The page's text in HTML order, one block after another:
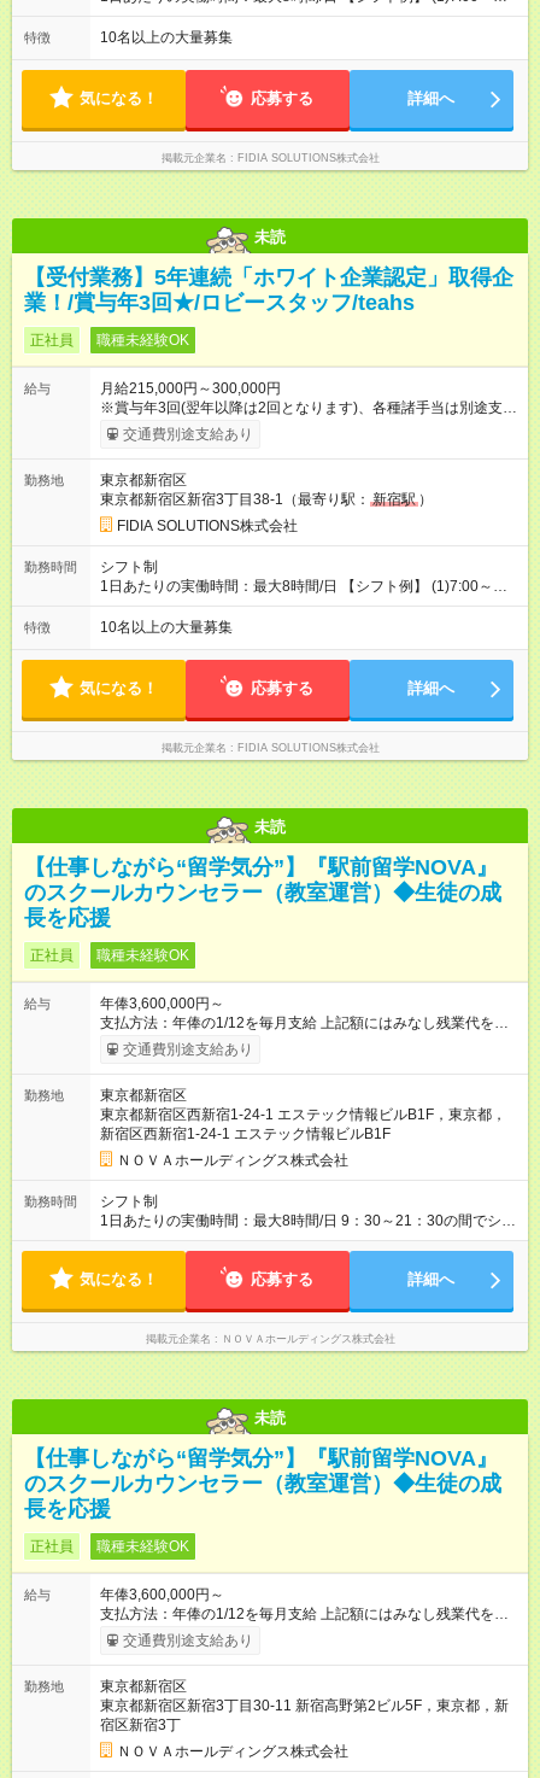
16:00 (2)8:00～17:00 (3)13:00～22:00 (4)14:00～23:00
(5)22:00～7:00 (6)23:00～8:00
特徴 10名以上の大量募集
気になる！ 応募する 詳細へ
掲載元企業名 FIDIA SOLUTIONS株式会社
未読
【受付業務】5年連続「ホワイト企業認定」取得企
業！/賞与年3回★/ロビースタッフ/teahs
正社員 職種未経験OK
給与
月給215,000円～300,000円
※賞与年3回(翌年以降は2回となります)、各種諸手当は別途支
給！ ※能力・スキルを考慮し、ご相談の上で決定します。 【試
用期間】試用期間なし
交通費別途支給あり
勤務地
東京都新宿区
東京都新宿区新宿3丁目38-1（最寄り駅： 新宿駅 ）
FIDIA SOLUTIONS株式会社
勤務時間
シフト制
1日あたりの実働時間：最大8時間/日 【シフト例】 (1)7:00～
16:00 (2)8:00～17:00 (3)13:00～22:00 (4)14:00～23:00
(5)22:00～7:00 (6)23:00～8:00
特徴 10名以上の大量募集
気になる！ 応募する 詳細へ
掲載元企業名 FIDIA SOLUTIONS株式会社
未読
【仕事しながら“留学気分”】『駅前留学NOVA』
のスクールカウンセラー（教室運営）◆生徒の成
長を応援
正社員 職種未経験OK
給与
年俸3,600,000円～
支払方法：年俸の1/12を毎月支給 上記額にはみなし残業代を含
みます。※超過分は全額支給いたします。 みなし残業代 30,000
円／月 みなし残業時間 15時間／月 ★頑張りが収入に直結！イン
ど、成果に応じて年2回インセンティブを支給します。一般職の
社員が、半期で20～30万円のインセンティブを手にした実績
も。頑張りが目に見える形で収入に還元されるため、高いモチ
ベーションで仕事に取り組めます。 ★毎月チャンスあり！スピ
ーディな昇格。 ―――――――――――― 年1回の査定に加
え、毎月、現場の管理職が優秀な人材を役員に推薦する制度が
あります。実力が認められれば、年度の途中でも昇格。実際、
アアップするケースも珍しくありません。 【試用期間】試用期
間あり 試用期間の長さ：1ヶ月 ※ 雇用形態と給与に、本採用時
と異なる部分があります。 雇用形態：インターンシップ 給与：
時給 1,400円以上 ※月途中での入社の場合、その月の月末までは
インターンとして勤務になります。
交通費別途支給あり
勤務地
東京都新宿区
東京都新宿区西新宿1-24-1 エステック情報ビルB1F，東京都，
新宿区西新宿1-24-1 エステック情報ビルB1F
ＮＯＶＡホールディングス株式会社
勤務時間
シフト制
1日あたりの実働時間：最大8時間/日 9：30～21：30の間でシフ
ト制 ［ シフト例 ］ ・平日⇒12：30-21：30 ・土日祝⇒10：00-
―――――――――――― 一校舎を一人で担当する場合も多い
て、明日に備えよう」など、調整しやすい環境です。
気になる！ 応募する 詳細へ
掲載元企業名 ＮＯＶＡホールディングス株式会社
未読
【仕事しながら“留学気分”】『駅前留学NOVA』
のスクールカウンセラー（教室運営）◆生徒の成
長を応援
正社員 職種未経験OK
給与
年俸3,600,000円～
支払方法：年俸の1/12を毎月支給 上記額にはみなし残業代を含
みます。※超過分は全額支給いたします。 みなし残業代 30,000
円／月 みなし残業時間 15時間／月 ★頑張りが収入に直結！イン
ど、成果に応じて年2回インセンティブを支給します。一般職の
社員が、半期で20～30万円のインセンティブを手にした実績
も。頑張りが目に見える形で収入に還元されるため、高いモチ
ベーションで仕事に取り組めます。 ★毎月チャンスあり！スピ
ーディな昇格。 ―――――――――――― 年1回の査定に加
交通費別途支給あり
勤務地
東京都新宿区
東京都新宿区新宿3丁目30-11 新宿高野第2ビル5F，東京都，新
宿区新宿3丁
ＮＯＶＡホールディングス株式会社